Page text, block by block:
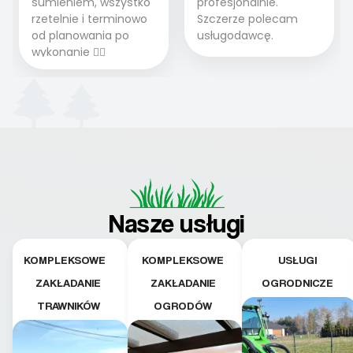
rzetelnie i terminowo
od planowania po
wykonanie 👍🏻
Szczerze polecam
usługodawcę.
Nasze usługi
KOMPLEKSOWE
ZAKŁADANIE
TRAWNIKÓW
KOMPLEKSOWE
ZAKŁADANIE
OGRODÓW
USŁUGI
OGRODNICZE